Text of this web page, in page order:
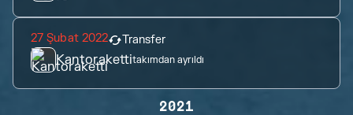
27 Şubat 2022 Transfer
Kantorakettitakımdan ayrıldı
2021